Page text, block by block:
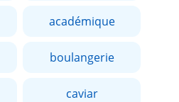
académique
boulangerie
caviar